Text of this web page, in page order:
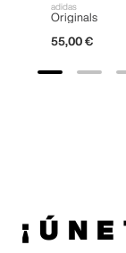
adidas
Originals
55,00 €